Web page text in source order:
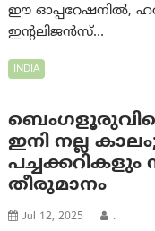
ഈ ഓപ്പറേഷനിൽ,
ഇന്റലിജൻസ്…
INDIA
ഇനി നല്ല
തീരുമാനം
Jul 12, 2025 .